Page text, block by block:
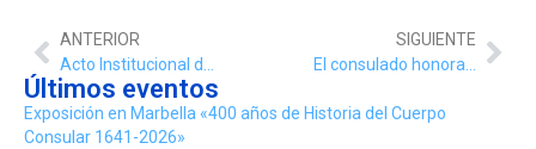
ANTERIOR
SIGUIENTE
Últimos eventos
Exposición en Marbella «400 años de Historia del Cuerpo
Consular 1641-2026»